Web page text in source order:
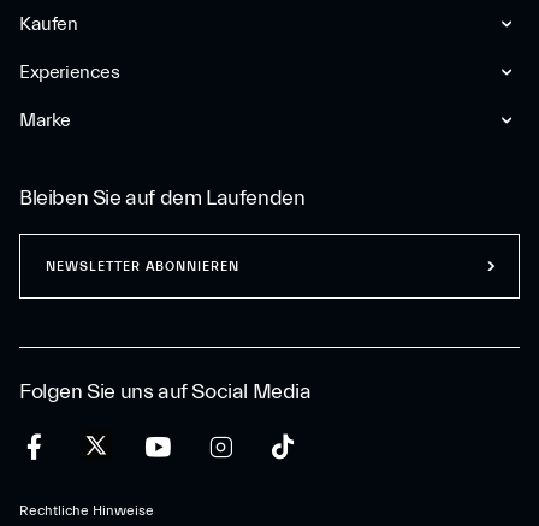
Kaufen
Experiences
Marke
Folgen Sie uns auf Social Media
Rechtliche Hinweise
Bleiben Sie auf dem Laufenden
NEWSLETTER ABONNIEREN